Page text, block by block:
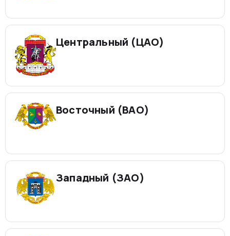
Центральный (ЦАО)
Восточный (ВАО)
Западный (ЗАО)